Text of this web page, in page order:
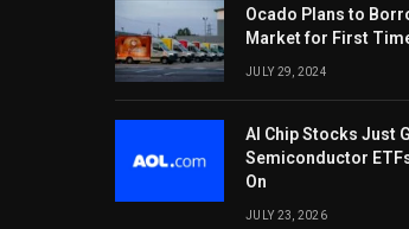
Ocado Plans to
Market for First
JULY 29, 2024
AI Chip Stocks Just
Semiconductor
On
JULY 23, 2026